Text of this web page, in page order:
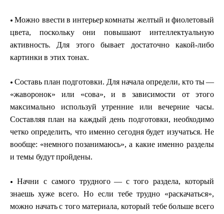
• Можно ввести в интерьеркомнаты желтый и фиолетовый
цвета, поскольку они повышают интеллектуальную
активность. Для этогобывает достаточно какой-либо
картинки в этих тонах.
• Составь план подготовки. Для начала определи, кто ты—
«жаворонок» или «сова», и в зависимости от этого
максимально используй утренние или вечерние часы.
Составляя план на каждый день подготовки, необходимо
четко определить, что именно сегодня будет изучаться. Не
вообще: «немного позанимаюсь», а какие именно разделы
и темы будутпройдены.
• Начни с самого трудного — с того раздела, который
знаешь хуже всего.Но если тебе трудно «раскачаться»,
можно начать с того материала, который тебе больше всего